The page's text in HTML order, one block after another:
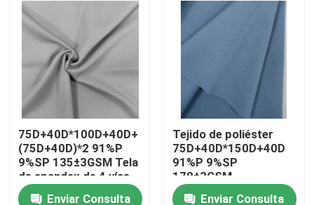
Contacto
noticias
Todos los casos
Tela de la memoria del poliéster
Tela del tafetán del poliéster
75D+40D*100D+40D+
(75D+40D)*2 91%P
9%SP 135±3GSM Tela
de spandex de 4 vías
Enviar Consulta
Tejido de poliéster
75D+40D*150D+40D
91%P 9%SP
178±3GSM
Enviar Consulta